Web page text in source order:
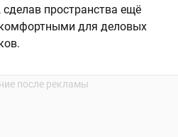
пространства ещё
для деловых